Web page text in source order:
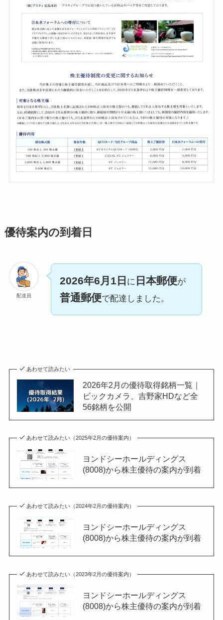
優待案内の到着日
配達員
2026年6月1日 に 日本郵便が
普通郵便で配達しました。
あわせて読みたい
2026年2月の優待取得銘柄一覧｜
ビックカメラ、吉野家HDなど全
56銘柄を公開
あわせて読みたい（2025年2月の優待案内）
ヨンドシーホールディングス
(8008)から株主優待の案内が到着
あわせて読みたい（2024年2月の優待案内）
ヨンドシーホールディングス
(8008)から株主優待の案内が到着
あわせて読みたい（2023年2月の優待案内）
ヨンドシーホールディングス
(8008)から株主優待の案内が到着